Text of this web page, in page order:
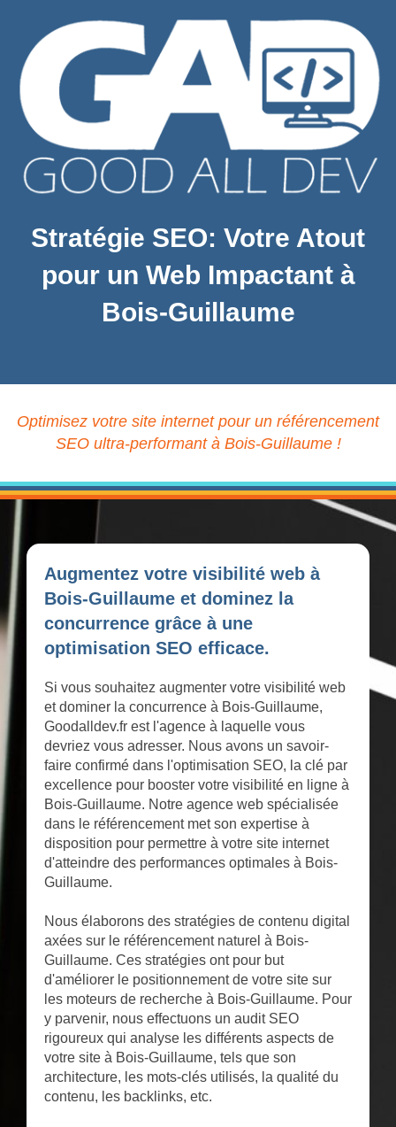
Stratégie SEO: Votre Atout
pour un Web Impactant à
Bois-Guillaume
Optimisez votre site internet pour un référencement
SEO ultra-performant à Bois-Guillaume !
Augmentez votre visibilité web à
Bois-Guillaume et dominez la
concurrence grâce à une
optimisation SEO efficace.
Si vous souhaitez augmenter votre visibilité web
et dominer la concurrence à Bois-Guillaume,
Goodalldev.fr est l'agence à laquelle vous
devriez vous adresser. Nous avons un savoir-
faire confirmé dans l'optimisation SEO, la clé par
excellence pour booster votre visibilité en ligne à
Bois-Guillaume. Notre agence web spécialisée
dans le référencement met son expertise à
disposition pour permettre à votre site internet
d'atteindre des performances optimales à Bois-
Guillaume.
Nous élaborons des stratégies de contenu digital
axées sur le référencement naturel à Bois-
Guillaume. Ces stratégies ont pour but
d'améliorer le positionnement de votre site sur
les moteurs de recherche à Bois-Guillaume. Pour
y parvenir, nous effectuons un audit SEO
rigoureux qui analyse les différents aspects de
votre site à Bois-Guillaume, tels que son
architecture, les mots-clés utilisés, la qualité du
contenu, les backlinks, etc.